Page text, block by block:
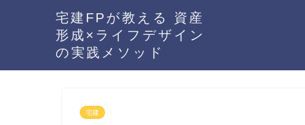
宅建FPが教える 資産
形成×ライフデザイン
の実践メソッド
宅建